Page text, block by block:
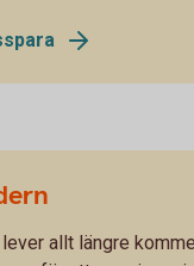
allt längre